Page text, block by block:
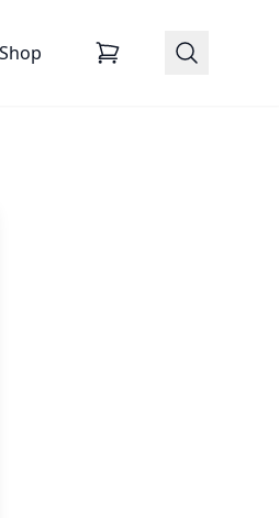
Shop